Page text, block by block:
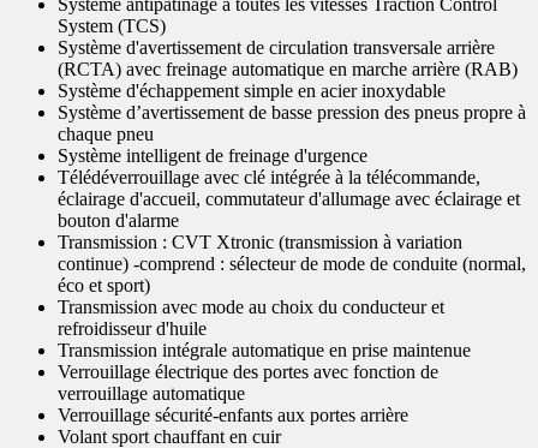
Système antipatinage à toutes les vitesses Traction Control
System (TCS)
Système d'avertissement de circulation transversale arrière
(RCTA) avec freinage automatique en marche arrière (RAB)
Système d'échappement simple en acier inoxydable
Système d’avertissement de basse pression des pneus propre à
chaque pneu
Système intelligent de freinage d'urgence
Télédéverrouillage avec clé intégrée à la télécommande,
éclairage d'accueil, commutateur d'allumage avec éclairage et
bouton d'alarme
Transmission : CVT Xtronic (transmission à variation
continue) -comprend : sélecteur de mode de conduite (normal,
éco et sport)
Transmission avec mode au choix du conducteur et
refroidisseur d'huile
Transmission intégrale automatique en prise maintenue
Verrouillage électrique des portes avec fonction de
verrouillage automatique
Verrouillage sécurité-enfants aux portes arrière
Volant sport chauffant en cuir